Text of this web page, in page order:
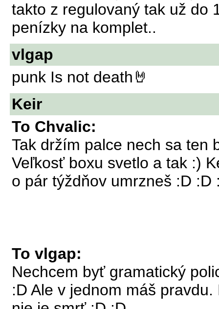
takto z regulovaný tak už do
penízky na komplet..
vlgap
punk Is not death🤘
Keir
To Chvalic:
Tak držím palce nech sa ten
Veľkosť boxu svetlo a tak :)
o pár týždňov umrzneš :D :D
To vlgap:
Nechcem byť gramatický
:D Ale v jednom máš